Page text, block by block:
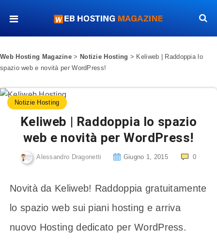
Web Hosting Magazine > Notizie Hosting > Keliweb | Raddoppia lo
spazio web e novità per WordPress!
Notizie Hosting
Keliweb | Raddoppia lo spazio
web e novità per WordPress!
Alessandro Dragonetti Giugno 1, 2015 0
Novità da Keliweb! Raddoppia gratuitamente
lo spazio web sui piani hosting e arriva
nuovo Hosting dedicato per WordPress.